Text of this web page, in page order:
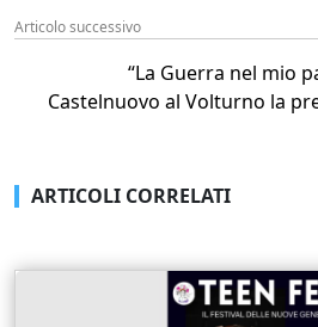
Articolo successivo
“La Guerra nel mio
Castelnuovo al Volturno la
ARTICOLI CORRELATI